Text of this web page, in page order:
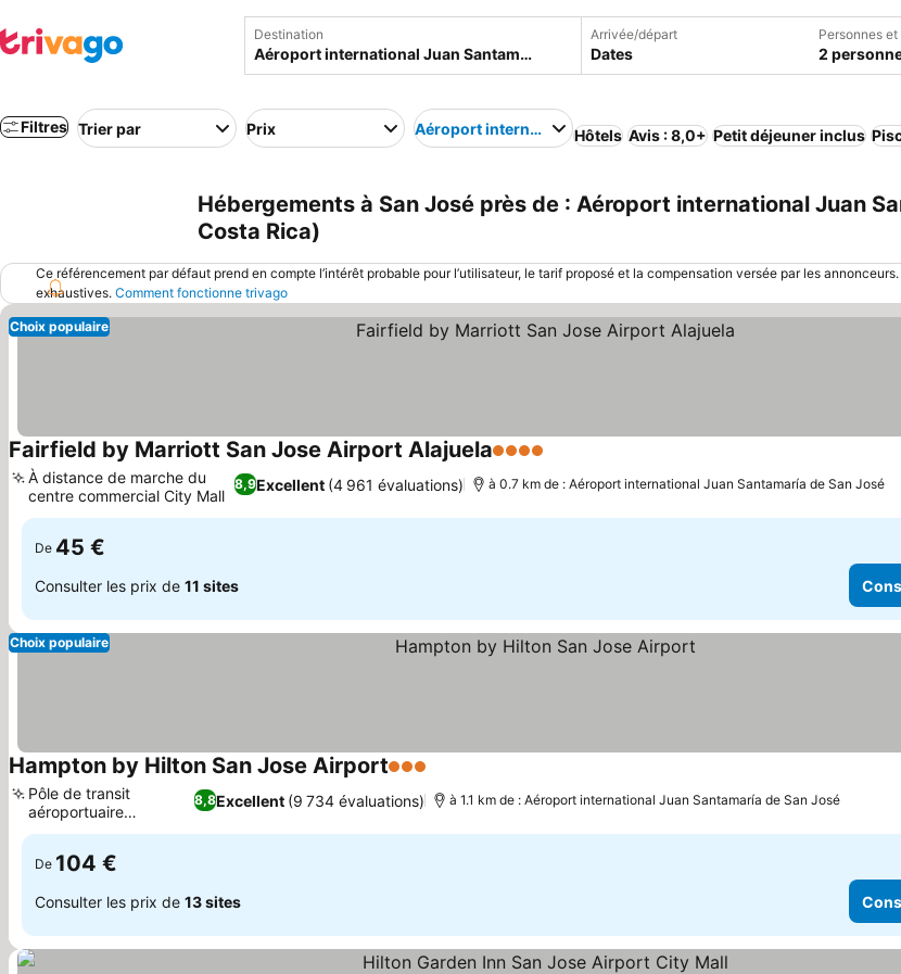
Destination Arrivée/départ
Dates
Personnes
2
Filtres Trier par Prix Aéroport international Juan Santamaría de San José
Hôtels Avis : 8,0+ Petit déjeuner inclus
Hébergements à San José près de : Aéroport international Juan
Costa Rica)
Ce référencement par défaut prend en compte l’intérêt probable pour l’utilisateur, le tarif proposé et la compensation versée par les
exhaustives. Comment fonctionne trivago
Choix populaire
Fairfield by Marriott San Jose Airport Alajuela4 Étoiles
8,9Excellent (4 961 évaluations)
À distance de marche du
centre commercial City Mall
à 0.7 km de : Aéroport international Juan Santamaría de San José
De 45 €
Consulter les prix de 11 sites
Choix populaire
Hampton by Hilton San Jose Airport3 Étoiles
8,8Excellent (9 734 évaluations)
Pôle de transit
aéroportuaire
stratégique
à 1.1 km de : Aéroport international Juan Santamaría de San José
De 104 €
Consulter les prix de 13 sites